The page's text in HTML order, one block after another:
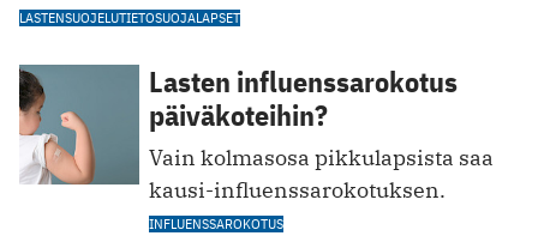
LASTENSUOJELUTIETOSUOJALAPSET
Lasten influenssarokotus
päiväkoteihin?
Vain kolmasosa pikkulapsista saa
kausi-influenssarokotuksen.
INFLUENSSAROKOTUS